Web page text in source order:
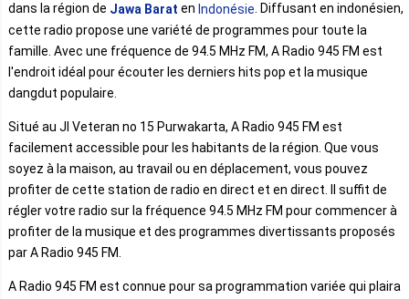
dans la région de Jawa Barat en Indonésie. Diffusant en indonésien,
cette radio propose une variété de programmes pour toute la
famille. Avec une fréquence de 94.5 MHz FM, A Radio 945 FM est
l'endroit idéal pour écouter les derniers hits pop et la musique
dangdut populaire.
Situé au Jl Veteran no 15 Purwakarta, A Radio 945 FM est
facilement accessible pour les habitants de la région. Que vous
soyez à la maison, au travail ou en déplacement, vous pouvez
profiter de cette station de radio en direct et en direct. Il suffit de
régler votre radio sur la fréquence 94.5 MHz FM pour commencer à
profiter de la musique et des programmes divertissants proposés
par A Radio 945 FM.
A Radio 945 FM est connue pour sa programmation variée qui plaira